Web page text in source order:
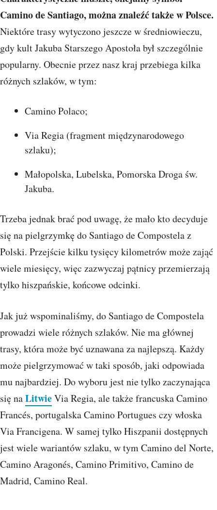
Camino de Santiago, można znaleźć także w Polsce.
Niektóre trasy wytyczono jeszcze w średniowieczu,
gdy kult Jakuba Starszego Apostoła był szczególnie
popularny. Obecnie przez nasz kraj przebiega kilka
różnych szlaków, w tym:
Camino Polaco;
Via Regia (fragment międzynarodowego
szlaku);
Małopolska, Lubelska, Pomorska Droga św.
Jakuba.
Trzeba jednak brać pod uwagę, że mało kto decyduje
się na pielgrzymkę do Santiago de Compostela z
Polski. Przejście kilku tysięcy kilometrów może zająć
wiele miesięcy, więc zazwyczaj pątnicy przemierzają
tylko hiszpańskie, końcowe odcinki.
Jak już wspominaliśmy, do Santiago de Compostela
prowadzi wiele różnych szlaków. Nie ma głównej
trasy, która może być uznawana za najlepszą. Każdy
może pielgrzymować w taki sposób, jaki odpowiada
mu najbardziej. Do wyboru jest nie tylko zaczynająca
się naLitwieVia Regia, ale także francuska Camino
Francés, portugalska Camino Portugues czy włoska
Via Francigena. W samej tylko Hiszpanii dostępnych
jest wiele wariantów szlaku, w tym Camino del Norte,
Camino Aragonés, Camino Primitivo, Camino de
Madrid, Camino Real.